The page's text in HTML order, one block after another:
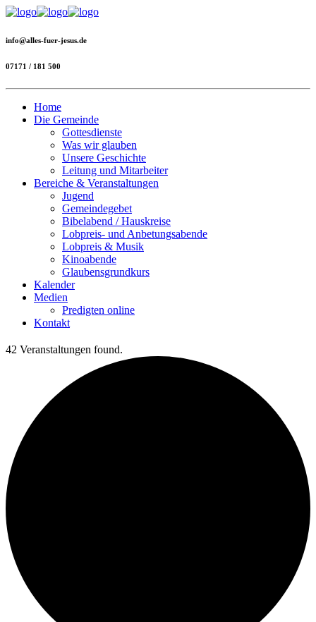
info@alles-fuer-jesus.de
07171 / 181 500
Home
Die Gemeinde
Gottesdienste
Was wir glauben
Unsere Geschichte
Leitung und Mitarbeiter
Bereiche & Veranstaltungen
Jugend
Gemeindegebet
Bibelabend / Hauskreise
Lobpreis- und Anbetungsabende
Lobpreis & Musik
Kinoabende
Glaubensgrundkurs
Kalender
Medien
Predigten online
Kontakt
42 Veranstaltungen found.